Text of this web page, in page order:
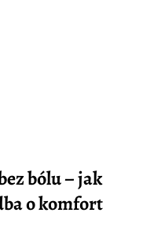
bólu – jak
o komfort